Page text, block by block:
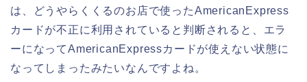
は、どうやらくくるのお店で使ったAmericanExpress
カードが不正に利用されていると判断されると、エラ
ーになってAmericanExpressカードが使えない状態に
なってしまったみたいなんですよね。